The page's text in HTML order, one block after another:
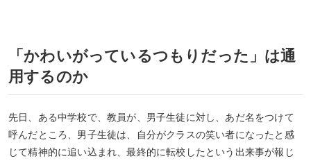
「かわいがっているつもりだった」は通
用するのか
先日、ある中学校で、教員が、男子生徒に対し、あだ名をつけて
呼んだところ、男子生徒は、自分がクラスの笑い者になったと感
じて精神的に追い込まれ、最終的に転校したという出来事が報じ